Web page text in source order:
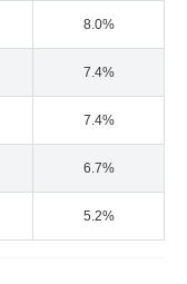
8.0%
7.4%
7.4%
6.7%
5.2%